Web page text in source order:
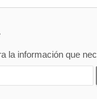
la información que